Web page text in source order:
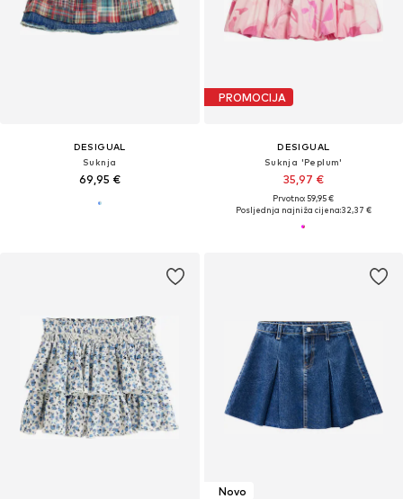
DESIGUAL
Suknja
69,95 €
PROMOCIJA
DESIGUAL
Suknja 'Peplum'
35,97 €
Prvotno: 59,95 €
Posljednja najniža cijena:32,37 €
Novo